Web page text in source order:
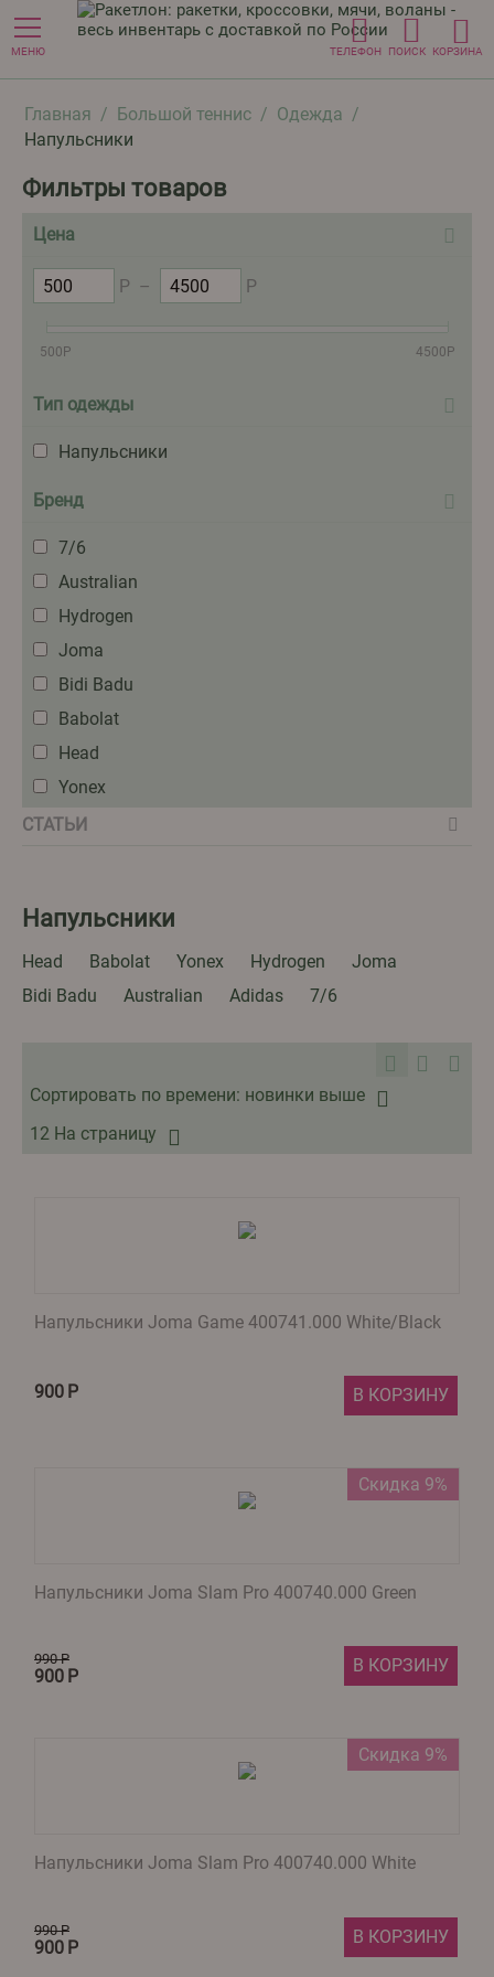
МЕНЮ ТЕЛЕФОН ПОИСК КОРЗИНА
Главная / Большой теннис / Одежда /
Напульсники
Фильтры товаров
Цена
Р – Р
500 Р 4500 Р
Тип одежды
Напульсники
Бренд
7/6
Australian
Hydrogen
Joma
Bidi Badu
Babolat
Head
Yonex
СТАТЬИ
Напульсники
Head Babolat Yonex Hydrogen
Joma
Bidi Badu
Australian Adidas 7/6
Сортировать по времени: новинки выше
12 На страницу
Напульсники Joma Game 400741.000 White/Black
900 Р В КОРЗИНУ
Скидка 9%
Напульсники Joma Slam Pro 400740.000 Green
990 Р
900 Р
В КОРЗИНУ
Скидка 9%
Напульсники Joma Slam Pro 400740.000 White
990 Р
900 Р
В КОРЗИНУ